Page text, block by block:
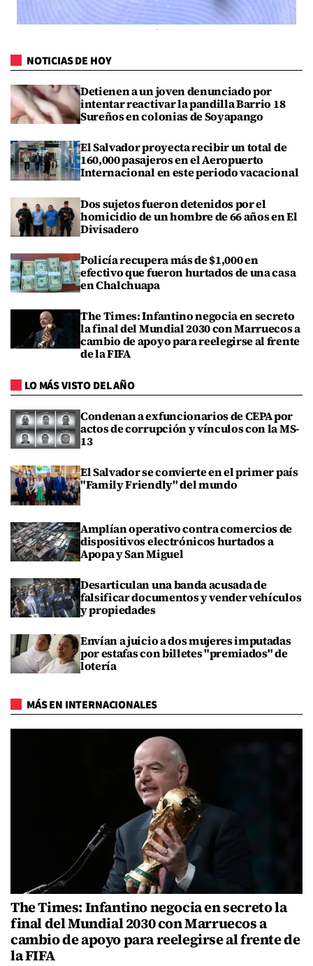
NOTICIAS DE HOY
Detienen a un joven denunciado por
intentar reactivar la pandilla Barrio 18
Sureños en colonias de Soyapango
El Salvador proyecta recibir un total de
160,000 pasajeros en el Aeropuerto
Internacional en este periodo vacacional
Dos sujetos fueron detenidos por el
homicidio de un hombre de 66 años en El
Divisadero
Policía recupera más de $1,000 en
efectivo que fueron hurtados de una casa
en Chalchuapa
The Times: Infantino negocia en secreto
la final del Mundial 2030 con Marruecos a
cambio de apoyo para reelegirse al frente
de la FIFA
LO MÁS VISTO DEL AÑO
Condenan a exfuncionarios de CEPA por
actos de corrupción y vínculos con la MS-
13
El Salvador se convierte en el primer país
"Family Friendly" del mundo
Amplían operativo contra comercios de
dispositivos electrónicos hurtados a
Apopa y San Miguel
Desarticulan una banda acusada de
falsificar documentos y vender vehículos
y propiedades
Envían a juicio a dos mujeres imputadas
por estafas con billetes "premiados" de
lotería
MÁS EN INTERNACIONALES
The Times: Infantino negocia en secreto la
final del Mundial 2030 con Marruecos a
cambio de apoyo para reelegirse al frente de
la FIFA